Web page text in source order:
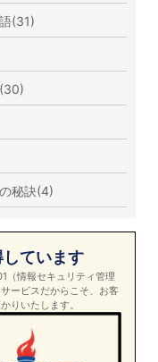
(31)
秘訣(4)
ています
（情報セキュリティ管理
ービスだからこそ、お客
りいたします。